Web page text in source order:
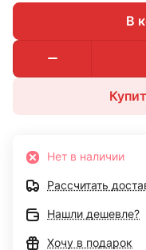
В
Нет в наличии
Рассчитать
Нашли дешевле?
Хочу в подарок